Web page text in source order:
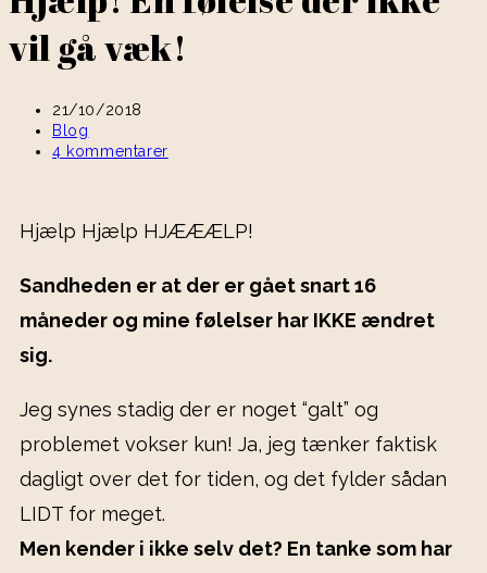
vil gå væk!
21/10/2018
Blog
4 kommentarer
Hjælp Hjælp HJÆÆÆLP!
Sandheden er at der er gået snart 16
måneder og mine følelser har IKKE ændret
sig.
Jeg synes stadig der er noget “galt” og
problemet vokser kun! Ja, jeg tænker faktisk
dagligt over det for tiden, og det fylder sådan
LIDT for meget.
Men kender i ikke selv det? En tanke som har